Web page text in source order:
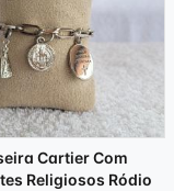
Cartier Com
Religiosos Ródio